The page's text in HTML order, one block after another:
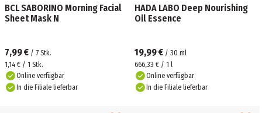
BCL SABORINO Morning Facial
Sheet Mask N
7,99 € / 7 Stk.
1,14 € / 1 Stk.
Online verfügbar
In die Filiale lieferbar
HADA LABO Deep Nourishing
Oil Essence
19,99 € / 30 ml
666,33 € / 1 l
Online verfügbar
In die Filiale lieferbar